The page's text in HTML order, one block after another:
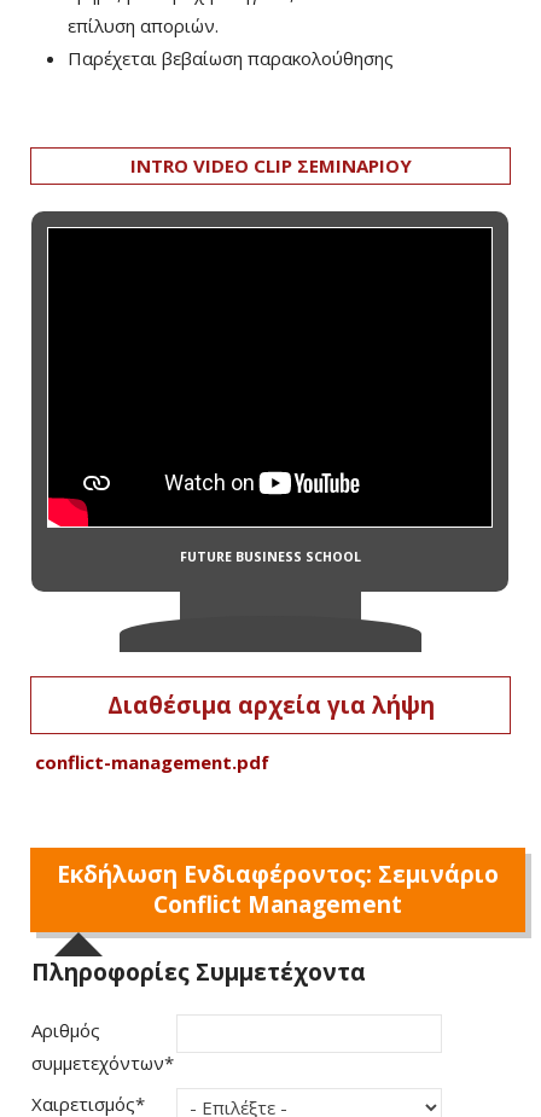
επίλυση αποριών.
Παρέχεται βεβαίωση παρακολούθησης
INTRO VIDEO CLIP ΣΕΜΙΝΑΡΙΟΥ
Διαθέσιμα αρχεία για λήψη
conflict-management.pdf
Εκδήλωση Ενδιαφέροντος: Σεμινάριο
Conflict Management
Πληροφορίες Συμμετέχοντα
Αριθμός
συμμετεχόντων*
Χαιρετισμός*